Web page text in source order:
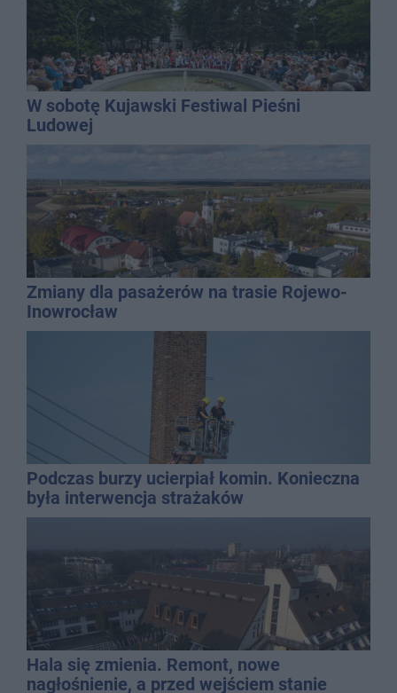
W sobotę Kujawski Festiwal Pieśni
Ludowej
Zmiany dla pasażerów na trasie Rojewo-
Inowrocław
Podczas burzy ucierpiał komin. Konieczna
była interwencja strażaków
Hala się zmienia. Remont, nowe
nagłośnienie, a przed wejściem stanie